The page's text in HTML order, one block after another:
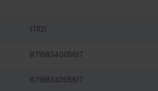
171121
8716834005617
8716834005617